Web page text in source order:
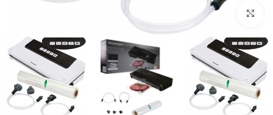
برای بزرگنمایی کلیک کنید